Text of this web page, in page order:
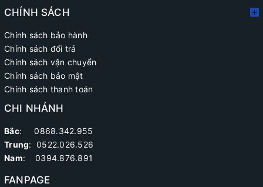
CHÍNH SÁCH
Chính sách bảo hành
Chính sách đổi trả
Chính sách vận chuyển
Chính sách bảo mật
Chính sách thanh toán
CHI NHÁNH
Bắc: 0868.342.955
Trung: 0522.026.526
Nam: 0394.876.891
FANPAGE